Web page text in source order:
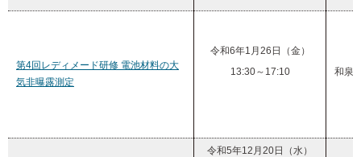
第4回レディメード研修 電池材料の大
気非曝露測定
令和6年1月26日（金）
13:30～17:10
和泉
令和5年12月20日（水）